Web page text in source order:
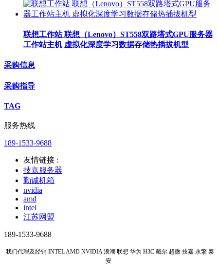
联想工作站 联想（Lenovo）ST558双路塔式GPU服务器
工作站主机 虚拟化深度学习数据存储热插拔机型
采购信息
采购指导
TAG
服务热线
189-1533-9688
友情链接 :
技嘉服务器
勤诚机箱
nvidia
amd
intel
江苏网盟
189-1533-9688
我们代理及经销 INTEL AMD NVIDIA 浪潮 联想 华为 H3C 戴尔 超微 技嘉 永擎 泰
安